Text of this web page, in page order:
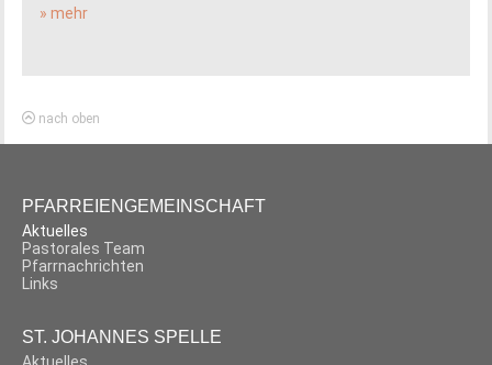
» mehr
nach oben
PFARREIENGEMEINSCHAFT
Aktuelles
Pastorales Team
Pfarrnachrichten
Links
ST. JOHANNES SPELLE
Aktuelles